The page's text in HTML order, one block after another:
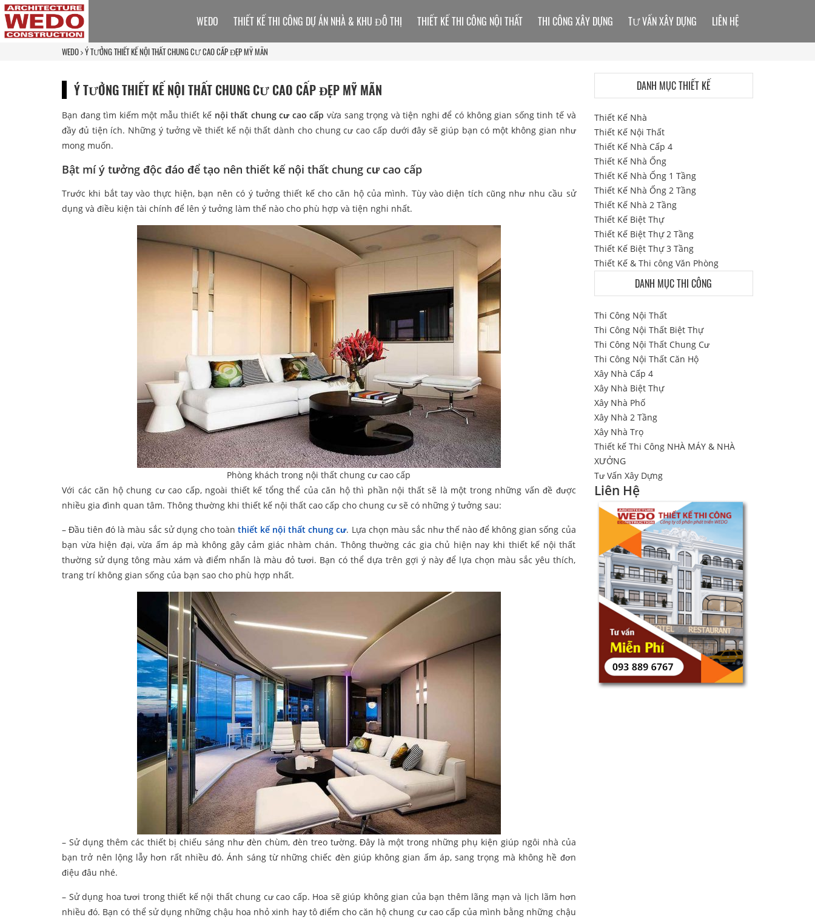
WEDO Ý TƯỞNG THIẾT KẾ NỘI THẤT CHUNG CƯ CAO CẤP ĐẸP MỸ MÃN
Ý TƯỞNG THIẾT KẾ NỘI THẤT CHUNG CƯ CAO CẤP ĐẸP MỸ MÃN
Bạn đang tìm kiếm một mẫu thiết kế nội thất chung cư cao cấp vừa sang trọng và tiện nghi để có không gian sống tinh tế và
đầy đủ tiện ích. Những ý tưởng về thiết kế nội thất dành cho chung cư cao cấp dưới đây sẽ giúp bạn có một không gian như
mong muốn.
Bật mí ý tưởng độc đáo để tạo nên thiết kế nội thất chung cư cao cấp
Trước khi bắt tay vào thực hiện, bạn nên có ý tưởng thiết kế cho căn hộ của mình. Tùy vào diện tích cũng như nhu cầu sử
dụng và điều kiện tài chính để lên ý tưởng làm thế nào cho phù hợp và tiện nghi nhất.
Phòng khách trong nội thất chung cư cao cấp
Với các căn hộ chung cư cao cấp, ngoài thiết kế tổng thể của căn hộ thì phần nội thất sẽ là một trong những vấn đề được
nhiều gia đình quan tâm. Thông thường khi thiết kế nội thất cao cấp cho chung cư sẽ có những ý tưởng sau:
– Đầu tiên đó là màu sắc sử dụng cho toàn thiết kế nội thất chung cư. Lựa chọn màu sắc như thế nào để không gian sống của
bạn vừa hiện đại, vừa ấm áp mà không gây cảm giác nhàm chán. Thông thường các gia chủ hiện nay khi thiết kế nội thất
thường sử dụng tông màu xám và điểm nhấn là màu đỏ tươi. Bạn có thể dựa trên gợi ý này để lựa chọn màu sắc yêu thích,
trang trí không gian sống của bạn sao cho phù hợp nhất.
– Sử dụng thêm các thiết bị chiếu sáng như đèn chùm, đèn treo tường. Đây là một trong những phụ kiện giúp ngôi nhà của
bạn trở nên lộng lẫy hơn rất nhiều đó. Ánh sáng từ những chiếc đèn giúp không gian ấm áp, sang trọng mà không hề đơn
điệu đâu nhé.
– Sử dụng hoa tươi trong thiết kế nội thất chung cư cao cấp. Hoa sẽ giúp không gian của bạn thêm lãng mạn và lịch lãm hơn
nhiều đó. Bạn có thể sử dụng những chậu hoa nhỏ xinh hay tô điểm cho căn hộ chung cư cao cấp của mình bằng những chậu
WEDO THIẾT KẾ THI CÔNG DỰ ÁN NHÀ & KHU ĐÔ THỊ THIẾT KẾ THI CÔNG NỘI THẤT THI CÔNG XÂY DỰNG TƯ VẤN XÂY DỰNG LIÊN HỆ
DANH MỤC THIẾT KẾ
Thiết Kế Nhà
Thiết Kế Nội Thất
Thiết Kế Nhà Cấp 4
Thiết Kế Nhà Ống
Thiết Kế Nhà Ống 1 Tầng
Thiết Kế Nhà Ống 2 Tầng
Thiết Kế Nhà 2 Tầng
Thiết Kế Biệt Thự
Thiết Kế Biệt Thự 2 Tầng
Thiết Kế Biệt Thự 3 Tầng
Thiết Kế & Thi công Văn Phòng
DANH MỤC THI CÔNG
Thi Công Nội Thất
Thi Công Nội Thất Biệt Thự
Thi Công Nội Thất Chung Cư
Thi Công Nội Thất Căn Hộ
Xây Nhà Cấp 4
Xây Nhà Biệt Thự
Xây Nhà Phố
Xây Nhà 2 Tầng
Xây Nhà Trọ
Thiết kế Thi Công NHÀ MÁY & NHÀ
XƯỞNG
Tư Vấn Xây Dựng
Liên Hệ